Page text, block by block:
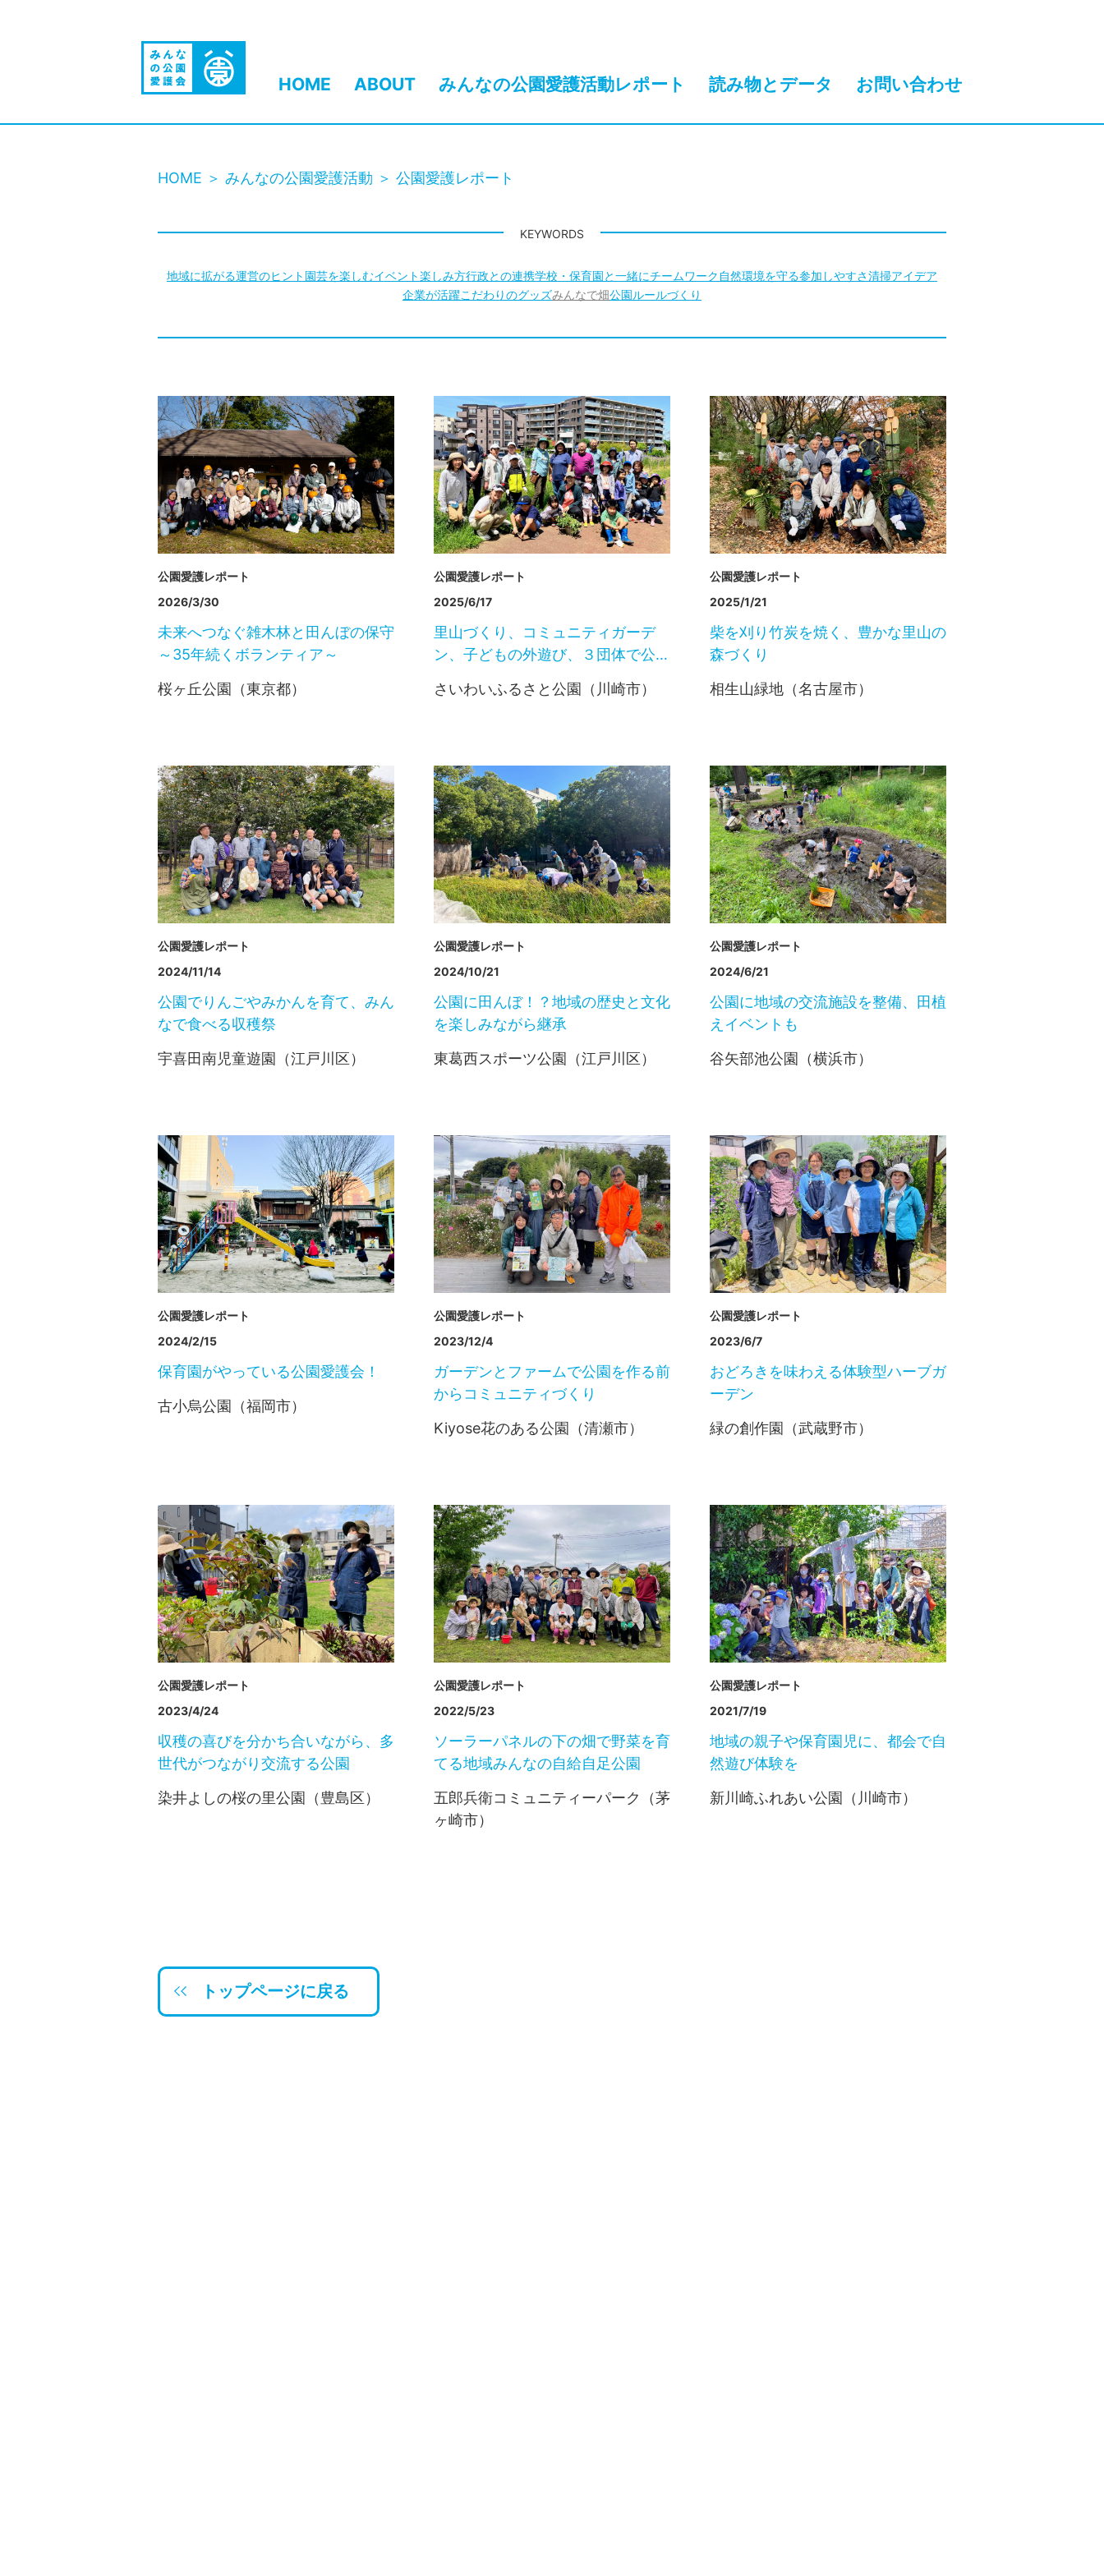
HOME ABOUT みんなの公園愛護活動レポート 読み物とデータ お問い合わせ
HOME みんなの公園愛護活動 公園愛護レポート
KEYWORDS
地域に拡がる運営のヒント 園芸を楽しむイベント楽しみ方行政との連携学校・保育園と一緒にチームワーク 自然環境を守る参加しやすさ清掃アイデア
企業が活躍こだわりのグッズみんなで畑公園ルールづくり
公園愛護レポート
2026/3/30
未来へつなぐ雑木林と田んぼの保守
～35年続くボランティア～
桜ヶ丘公園（東京都）
公園愛護レポート
2025/6/17
里山づくり、コミュニティガーデ
ン、子どもの外遊び、３団体で公…
さいわいふるさと公園（川崎市）
公園愛護レポート
2025/1/21
柴を刈り竹炭を焼く、豊かな里山の
森づくり
相生山緑地（名古屋市）
公園愛護レポート
2024/11/14
公園でりんごやみかんを育て、みん
なで食べる収穫祭
宇喜田南児童遊園（江戸川区）
公園愛護レポート
2024/10/21
公園に田んぼ！？地域の歴史と文化
を楽しみながら継承
東葛西スポーツ公園（江戸川区）
公園愛護レポート
2024/6/21
公園に地域の交流施設を整備、田植
えイベントも
谷矢部池公園（横浜市）
公園愛護レポート
2024/2/15
保育園がやっている公園愛護会！
古小烏公園（福岡市）
公園愛護レポート
2023/12/4
ガーデンとファームで公園を作る前
からコミュニティづくり
Kiyose花のある公園（清瀬市）
公園愛護レポート
2023/6/7
おどろきを味わえる体験型ハーブガ
ーデン
緑の創作園（武蔵野市）
公園愛護レポート
2023/4/24
収穫の喜びを分かち合いながら、多
世代がつながり交流する公園
染井よしの桜の里公園（豊島区）
公園愛護レポート
2022/5/23
ソーラーパネルの下の畑で野菜を育
てる地域みんなの自給自足公園
五郎兵衛コミュニティーパーク（茅
ヶ崎市）
公園愛護レポート
2021/7/19
地域の親子や保育園児に、都会で自
然遊び体験を
新川崎ふれあい公園（川崎市）
トップページに戻る